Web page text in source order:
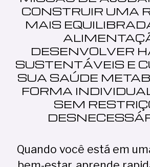
CONSTRUIR UMA
MAIS
DESENVOLVER
SUSTENTÁVEIS E
SUA SAÚDE
FORMA
SEM
Quando você está em